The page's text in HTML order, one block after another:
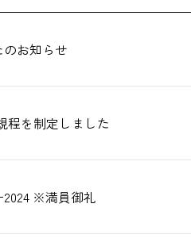
お知らせ
程を制定しました
2024 ※満員御礼